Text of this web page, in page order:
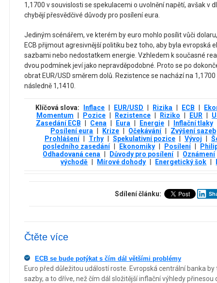
1,1700 v souvislosti se spekulacemi o uvolnění napětí, avšak v
chybějí přesvědčivé důvody pro posílení eura.
Jediným scénářem, ve kterém by euro mohlo posílit vůči
ECB přijmout agresivnější politiku bez toho, aby byla evropská
sazbami nebo nedostatkem energie. Vzhledem k současné
dvou podmínek jeví jako nepravděpodobné. Proto se po
obrat EUR/USD směrem dolů. Rezistence se nachází na
následně 1,1410.
Klíčová slova: Inflace | EUR/USD | Rizika | ECB |
Momentum | Pozice | Rezistence | Riziko | EUR |
Zasedání ECB | Cena | Eura | Energie |
Inflační tlaky
Posílení eura | Krize | Očekávání |
Zvýšení sazeb
Prohlášení | Trhy | Spekulativní pozice | Vývoj |
posledního zasedání | Ekonomiky | Posílení |
Odhadovaná cena | Důvody pro posílení |
Oznámení
východě | Mírové dohody | Energetický šok |
Sdílení článku:
Čtěte více
ECB se bude potýkat s čím dál většími problémy
Euro před důležitou událostí roste. Evropská centrální banka
sazby, a to dříve, než čím dál složitější inflační výhledy